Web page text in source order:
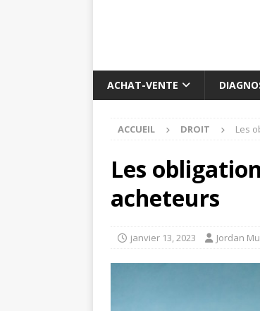
ACHAT-VENTE
ACCUEIL DROIT Les
Les
acheteurs
janvier 13, 2023 Jordan